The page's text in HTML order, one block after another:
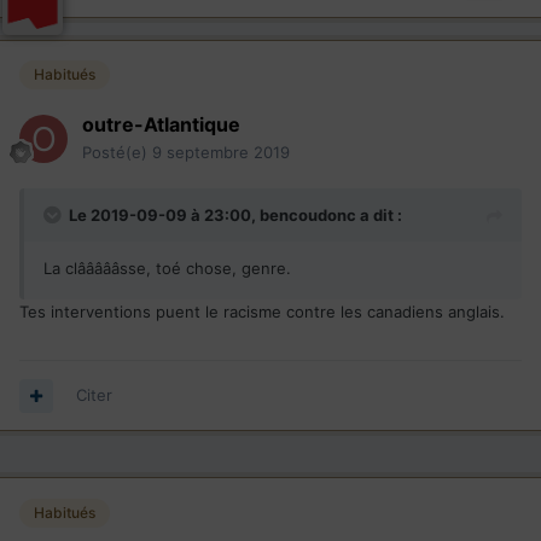
Habitués
outre-Atlantique
Posté(e) 9 septembre 2019
Le 2019-09-09 à 23:00, bencoudonc a dit :
La clâââââsse, toé chose, genre.
Tes interventions puent le racisme contre les canadiens anglais.
Citer
Habitués